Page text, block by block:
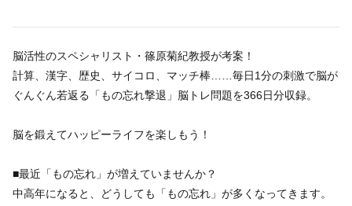
脳活性のスペシャリスト・篠原菊紀教授が考案！
計算、漢字、歴史、サイコロ、マッチ棒……毎日1分の刺激で脳が
ぐんぐん若返る「もの忘れ撃退」脳トレ問題を366日分収録。
脳を鍛えてハッピーライフを楽しもう！
■最近「もの忘れ」が増えていませんか？
中高年になると、どうしても「もの忘れ」が多くなってきます。